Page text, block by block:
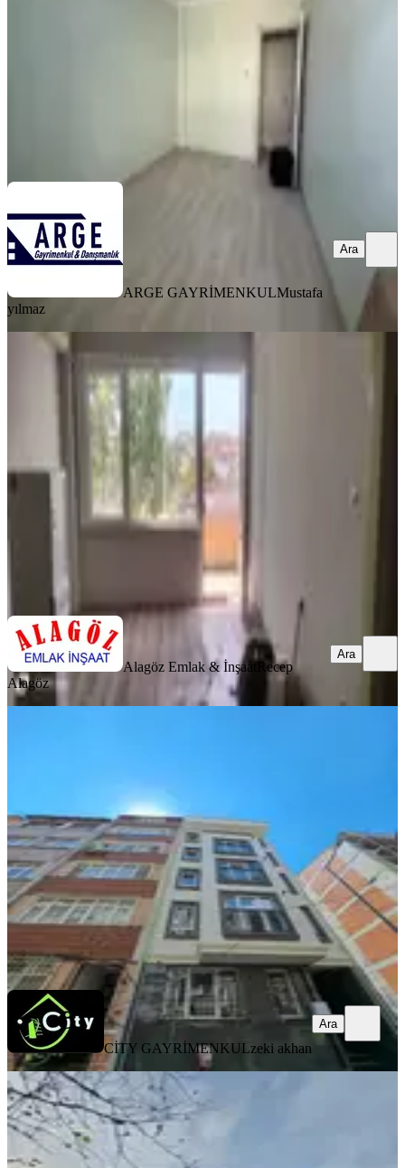
08.08.2026
ARGE GAYRİMENKULMustafa
yılmaz
Ara
YENİ
Alagöz'den 2+1 Horhorda Kiralık
Daire
Fatih, İskenderpaşa Mahallesi
2+1
85 m²· 4. Kat
30.000 ₺
Recep Alagöz
Alagöz Emlak & İnşaat Recep
Alagöz
Ara
2+1·70 m²·3. Kat·06.08.2026
65.000 ₺
CİTY GAYRİMENKUL zeki akhan
Ara
CİTY GAYRİMENKULzeki akhan
Ara
YENİ
Yenikapı Marmaray Durağının
Karşısında Kiralık 2+1
Fatih, Katip Kasım Mahallesi